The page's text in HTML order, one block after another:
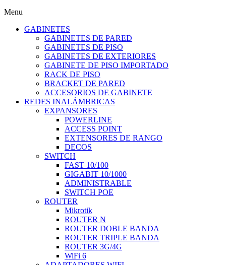
Menu
GABINETES
GABINETES DE PARED
GABINETES DE PISO
GABINETES DE EXTERIORES
GABINETE DE PISO IMPORTADO
RACK DE PISO
BRACKET DE PARED
ACCESORIOS DE GABINETE
REDES INALÁMBRICAS
EXPANSORES
POWERLINE
ACCESS POINT
EXTENSORES DE RANGO
DECOS
SWITCH
FAST 10/100
GIGABIT 10/1000
ADMINISTRABLE
SWITCH POE
ROUTER
Mikrotik
ROUTER N
ROUTER DOBLE BANDA
ROUTER TRIPLE BANDA
ROUTER 3G/4G
WiFi 6